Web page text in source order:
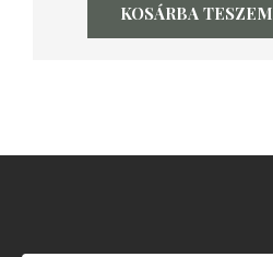
KOSÁRBA TESZEM